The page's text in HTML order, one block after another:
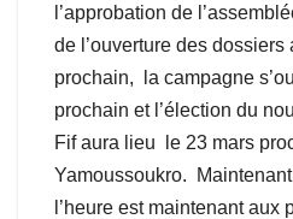
l’approbation de
de l’ouverture des
prochain, la campagne
prochain et l’élection du
Fif aura lieu le 23 mars
Yamoussoukro.
l’heure est maintenant aux